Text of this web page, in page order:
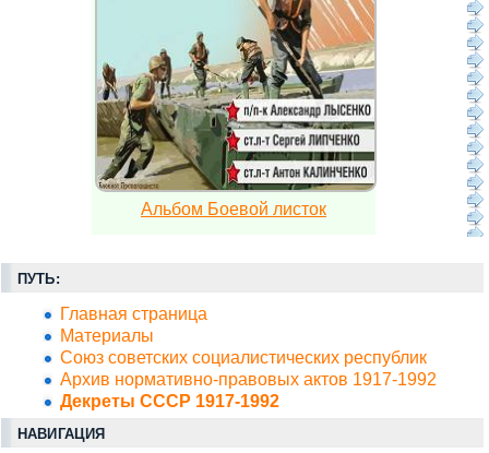
Альбом Боевой листок
ПУТЬ:
Главная страница
Материалы
Союз советских социалистических республик
Архив нормативно-правовых актов 1917-1992
Декреты СССР 1917-1992
НАВИГАЦИЯ